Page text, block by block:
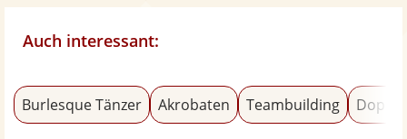
Auch interessant:
Burlesque Tänzer Akrobaten Teambuilding